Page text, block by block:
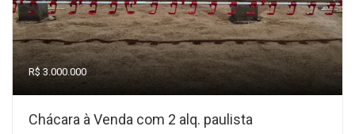
R$ 3.000.000
Chácara à Venda com 2 alq. paulista